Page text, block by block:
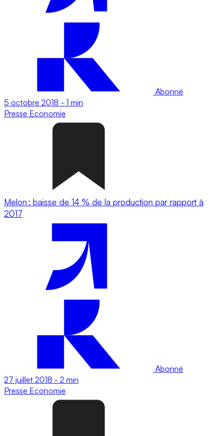
Abonné
5 octobre 2018 - 1 min
Presse Economie
Melon : baisse de 14 % de la production par rapport à
2017
Abonné
27 juillet 2018 - 2 min
Presse Economie